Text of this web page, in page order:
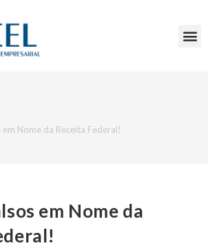
em Nome da Receita Federal!
em Nome da